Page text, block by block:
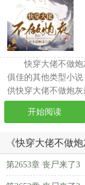
快穿大佬不做
俱佳的其他类型小
供快穿大佬不做炮
开始阅读
《快穿大佬不做
第2653章 丧尸来了3